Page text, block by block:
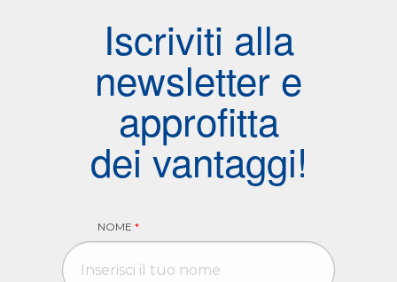
Iscriviti alla
newsletter e
approfitta
dei vantaggi!
NOME *